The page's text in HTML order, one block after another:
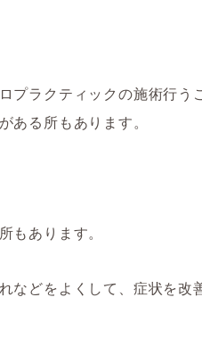
プラクティックの施術行う
ある所もあります。
もあります。
などをよくして、症状を改